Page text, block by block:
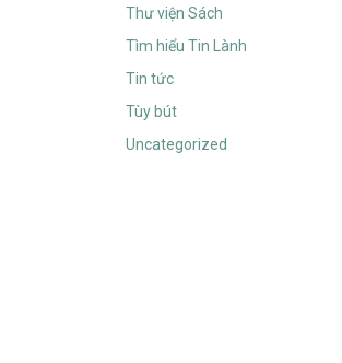
Thư viện Sách
Tìm hiểu Tin Lành
Tin tức
Tùy bút
Uncategorized